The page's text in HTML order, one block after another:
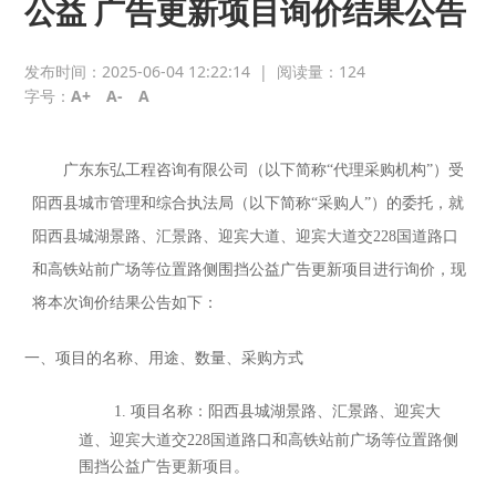
公益 广告更新项目询价结果公告
发布时间：2025-06-04 12:22:14 | 阅读量： 124
字号：A+ A- A
广东东弘工程咨询有限公司 （以下简称“代理采购机构”）受
阳西县城市管理和综合执法局 （以下简称“采购人”）的委托，就
阳西县城湖景路、汇景路、迎宾大道、迎宾大道交228国道路口
和高铁站前广场等位置路侧围挡公益广告更新项目进行询价，现
将本次询价结果公告如下：
一、项目的名称、用途、数量、采购方式
1.项目名称： 阳西县城湖景路、汇景路、迎宾大
道、迎宾大道交228国道路口和高铁站前广场等位置路侧
围挡公益广告更新项目。